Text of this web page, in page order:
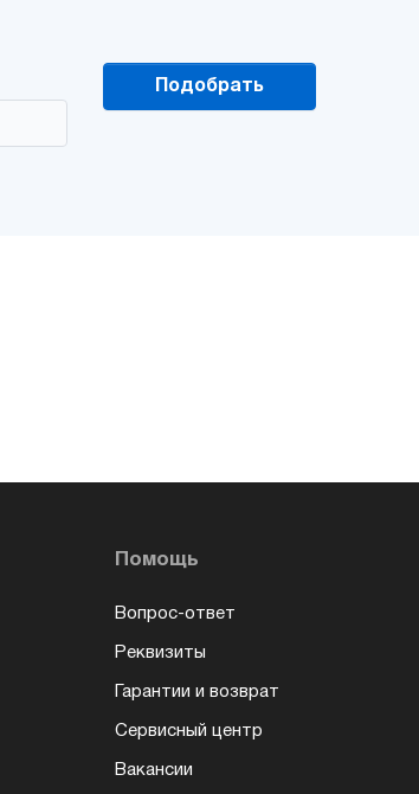
Подобрать
Помощь
Вопрос-ответ
Реквизиты
Гарантии и возврат
Сервисный центр
Вакансии